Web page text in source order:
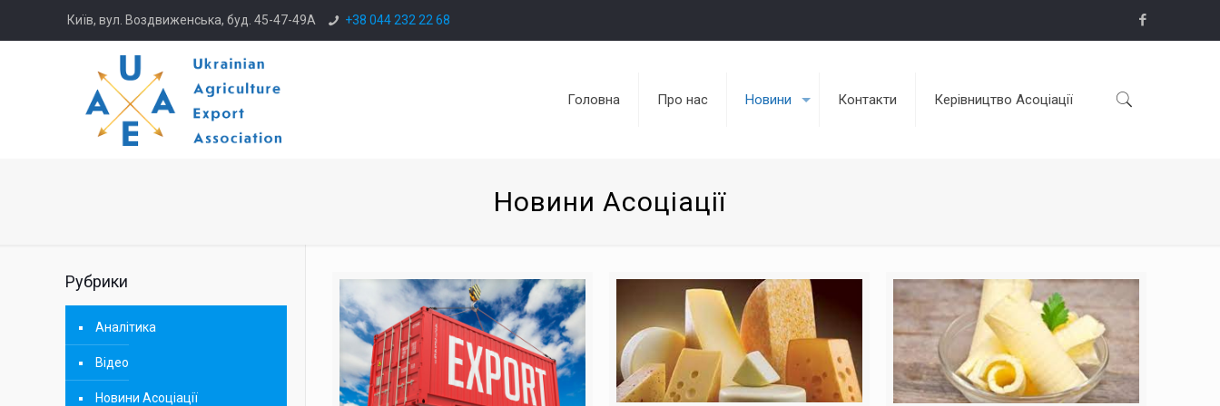
Київ, вул. Воздвиженська, буд. 45-47-49А +38 044 232 22 68
Головна Про нас Новини Контакти Керівництво Асоціації
Новини Асоціації
Рубрики
Аналітика
Відео
Новини Асоціації